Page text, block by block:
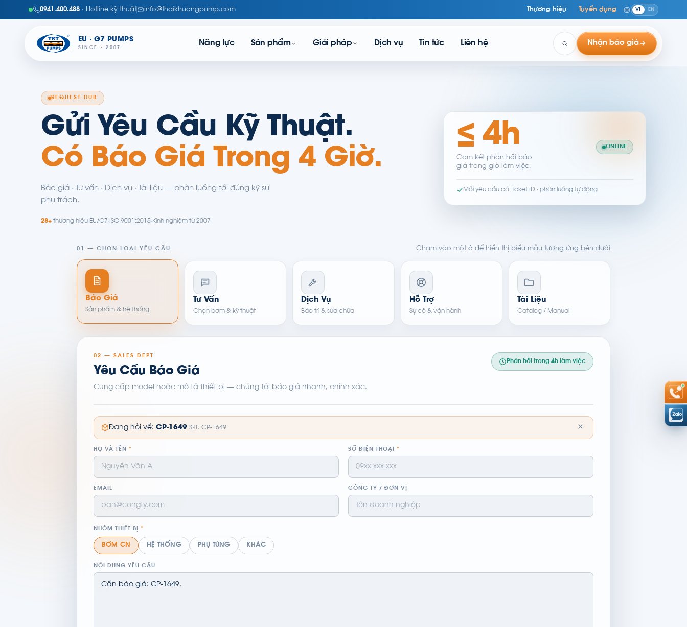
0941.400.488 · Hotline kỹ thuật info@thaikhuongpump.com Thương hiệu Tuyển dụng VI EN
EU · G7 PUMPS
SINCE · 2007
Năng lực Sản phẩm Giải pháp Dịch vụ Tin tức Liên hệ Nhận báo giá
REQUEST HUB
Gửi Yêu Cầu Kỹ Thuật.
Có Báo Giá Trong 4 Giờ.
Báo giá · Tư vấn · Dịch vụ · Tài liệu — phân luồng tới đúng kỹ sư
phụ trách.
28+ thương hiệu EU/G7· ISO 9001:2015· Kinh nghiệm từ 2007
≤ 4h
Cam kết phản hồi báo
giá trong giờ làm việc.
ONLINE
Mỗi yêu cầu có Ticket ID · phân luồng tự động
01 — CHỌN LOẠI YÊU CẦU Chạm vào một ô để hiển thị biểu mẫu tương ứng bên dưới
Báo Giá
Sản phẩm & hệ thống
Tư Vấn
Chọn bơm & kỹ thuật
Dịch Vụ
Bảo trì & sửa chữa
Hỗ Trợ
Sự cố & vận hành
Tài Liệu
Catalog / Manual
02 — SALES DEPT
Yêu Cầu Báo Giá
Cung cấp model hoặc mô tả thiết bị — chúng tôi báo giá nhanh, chính xác.
Phản hồi trong 4h làm việc
Đang hỏi về: CP-1649 SKU CP-1649 ✕
HỌ VÀ TÊN * SỐ ĐIỆN THOẠI *
EMAIL CÔNG TY / ĐƠN VỊ
NHÓM THIẾT BỊ *
BƠM CN HỆ THỐNG PHỤ TÙNG KHÁC
NỘI DUNG YÊU CẦU